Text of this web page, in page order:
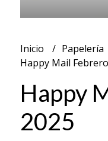
Inicio Papelería
Happy Mail
Happy
2025